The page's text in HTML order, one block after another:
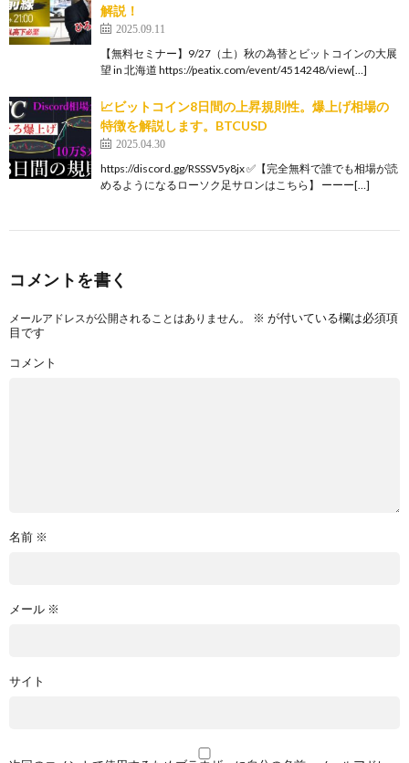
解説！
2025.09.11
【無料セミナー】9/27（土）秋の為替とビットコインの大展
望 in 北海道 https://peatix.com/event/4514248/view[…]
📈ビットコイン8日間の上昇規則性。爆上げ相場の
特徴を解説します。BTCUSD
2025.04.30
https://discord.gg/RSSSV5y8jx ✅【完全無料で誰でも相場が読
めるようになるローソク足サロンはこちら】 ーーー[…]
コメントを書く
メールアドレスが公開されることはありません。 ※ が付いている欄は必須項
目です
コメント
名前 ※
メール ※
サイト